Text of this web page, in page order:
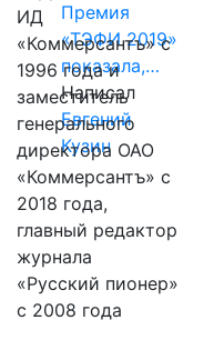
Премия
«ТЭФИ 2019»
показала,…
Написал
Евгений
Кузин
ИД
«Коммерсантъ» с
1996 года и
заместитель
генерального
директора ОАО
«Коммерсантъ» с
2018 года,
главный редактор
журнала
«Русский пионер»
с 2008 года